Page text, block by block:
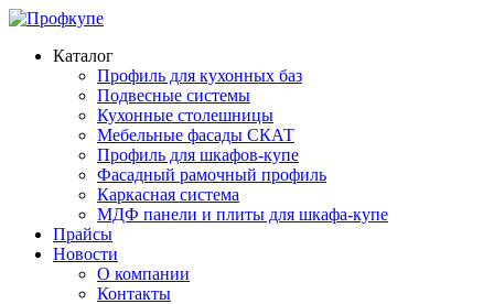
Каталог
Профиль для кухонных баз
Подвесные системы
Кухонные столешницы
Мебельные фасады СКАТ
Профиль для шкафов-купе
Фасадный рамочный профиль
Каркасная система
МДФ панели и плиты для шкафа-купе
Прайсы
Новости
О компании
Контакты